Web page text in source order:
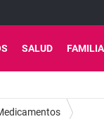
SALUD FAMILIA